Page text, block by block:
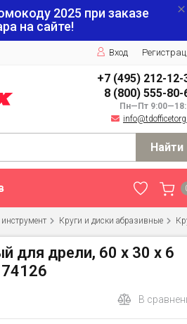
2025 при заказе
на сайте!
Вход
+7 (495) 212-12-
8 (800) 555-80-
Пн—Пт
Найти
Круги и диски абразивные
для дрели, 60 х 30 х 6
В